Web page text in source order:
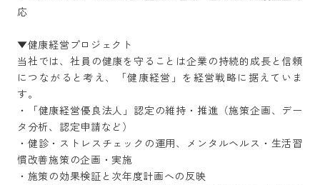
応
▼健康経営プロジェクト
当社では、社員の健康を守ることは企業の持続的成長と信頼
につながると考え、「健康経営」を経営戦略に据えていま
す。
・「健康経営優良法人」認定の維持・推進（施策企画、デー
タ分析、認定申請など）
・健診・ストレスチェックの運用、メンタルヘルス・生活習
慣改善施策の企画・実施
・施策の効果検証と次年度計画への反映